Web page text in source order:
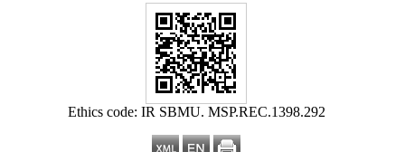
Ethics code: IR SBMU. MSP.REC.1398.292